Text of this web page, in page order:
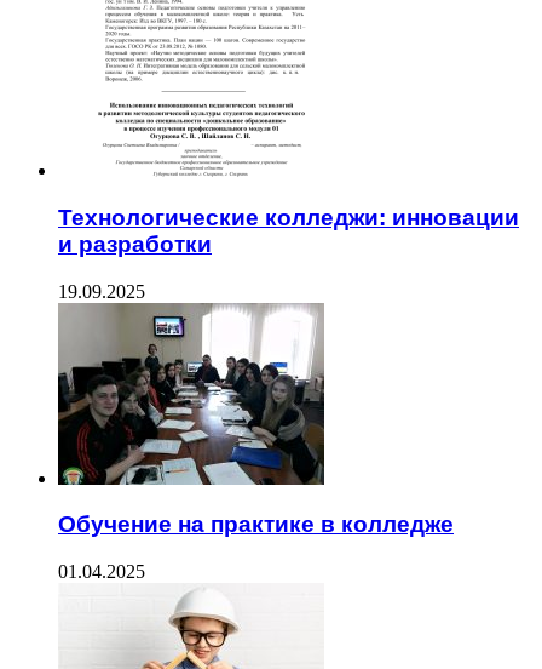
Технологические колледжи: инновации
и разработки
19.09.2025
Обучение на практике в колледже
01.04.2025